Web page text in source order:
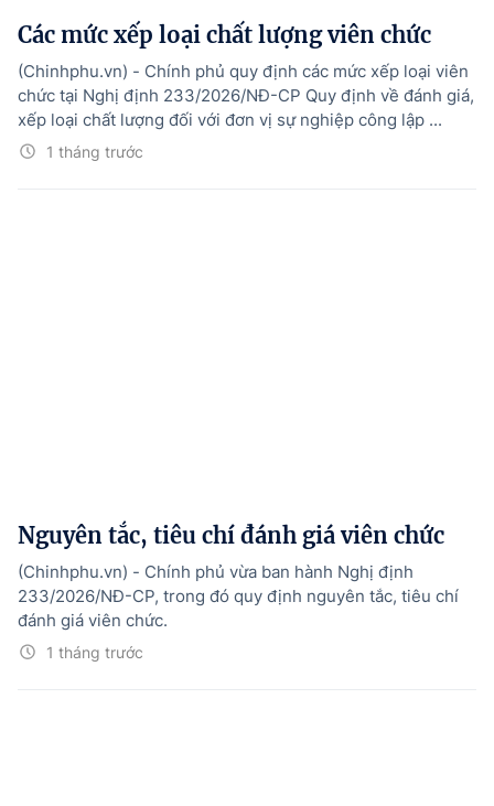
Các mức xếp loại chất lượng viên chức
1 tháng trước
(Chinhphu.vn) - Chính phủ quy định các mức xếp loại viên
chức tại Nghị định 233/2026/NĐ-CP Quy định về đánh giá,
xếp loại chất lượng đối với đơn vị sự nghiệp công lập ...
Nguyên tắc, tiêu chí đánh giá viên chức
1 tháng trước
(Chinhphu.vn) - Chính phủ vừa ban hành Nghị định
233/2026/NĐ-CP, trong đó quy định nguyên tắc, tiêu chí
đánh giá viên chức.